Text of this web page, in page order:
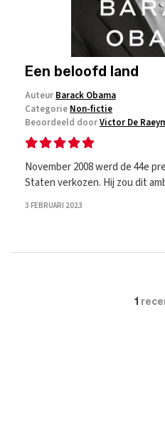
Een beloofd land
Auteur Barack Obama
Categorie Non-fictie
Beoordeeld doorVictor De
November 2008 werd de 44e
Staten verkozen. Hij zou dit
3 FEBRUARI 2023
1